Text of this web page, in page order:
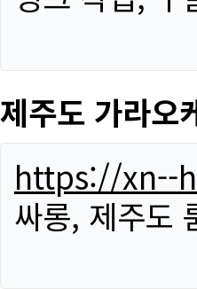
제주도 가라오
https://xn--
싸롱, 제주도